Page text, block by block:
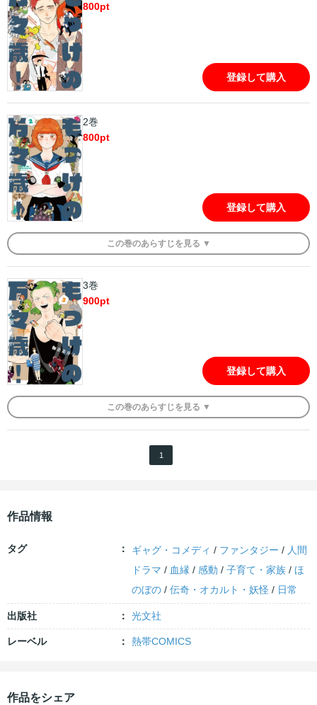
800pt
登録して購入
2巻
800pt
登録して購入
この巻のあらすじを 見る ▼
3巻
900pt
登録して購入
この巻のあらすじを 見る ▼
1
作品情報
タグ ギャグ・コメディ / ファンタジー / 人間
ドラマ / 血縁 /感動 /子育て・家族 /ほ
のぼの /伝奇・オカルト・妖怪 / 日常
出版社 光文社
レーベル 熱帯COMICS
作品をシェア